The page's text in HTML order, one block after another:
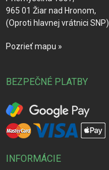
965 01 Žiar nad Hronom,
(Oproti hlavnej vrátnici SNP)
Pozrieť mapu »
BEZPEČNÉ PLATBY
INFORMÁCIE